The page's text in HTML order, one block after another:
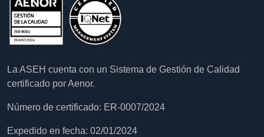
La ASEH cuenta con un Sistema de Gestión de Calidad
certificado por Aenor.
Número de certificado: ER-0007/2024
Expedido en fecha: 02/01/2024